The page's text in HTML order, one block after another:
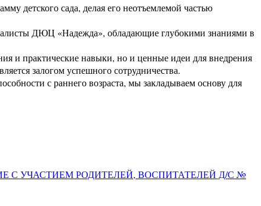
детского сада, делая его неотъемлемой частью
ДЮЦ «Надежда», обладающие глубокими знаниями в
и практические навыки, но и ценные идеи для внедрения
залогом успешного сотрудничества.
с раннего возраста, мы закладываем основу для
С УЧАСТИЕМ РОДИТЕЛЕЙ, ВОСПИТАТЕЛЕЙ Д/С №